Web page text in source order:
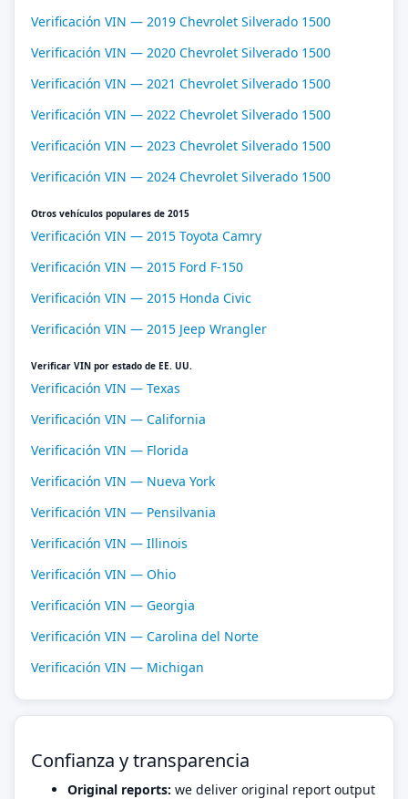
Verificación VIN — 2019 Chevrolet Silverado 1500
Verificación VIN — 2020 Chevrolet Silverado 1500
Verificación VIN — 2021 Chevrolet Silverado 1500
Verificación VIN — 2022 Chevrolet Silverado 1500
Verificación VIN — 2023 Chevrolet Silverado 1500
Verificación VIN — 2024 Chevrolet Silverado 1500
Otros vehículos populares de 2015
Verificación VIN — 2015 Toyota Camry
Verificación VIN — 2015 Ford F-150
Verificación VIN — 2015 Honda Civic
Verificación VIN — 2015 Jeep Wrangler
Verificar VIN por estado de EE. UU.
Verificación VIN — Texas
Verificación VIN — California
Verificación VIN — Florida
Verificación VIN — Nueva York
Verificación VIN — Pensilvania
Verificación VIN — Illinois
Verificación VIN — Ohio
Verificación VIN — Georgia
Verificación VIN — Carolina del Norte
Verificación VIN — Michigan
Confianza y transparencia
Original reports: we deliver original report output